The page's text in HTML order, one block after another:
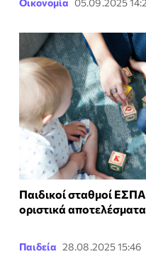
Οικονομία 05.09.2025
Παιδικοί σταθμοί
οριστικά
Παιδεία 28.08.2025 15:46